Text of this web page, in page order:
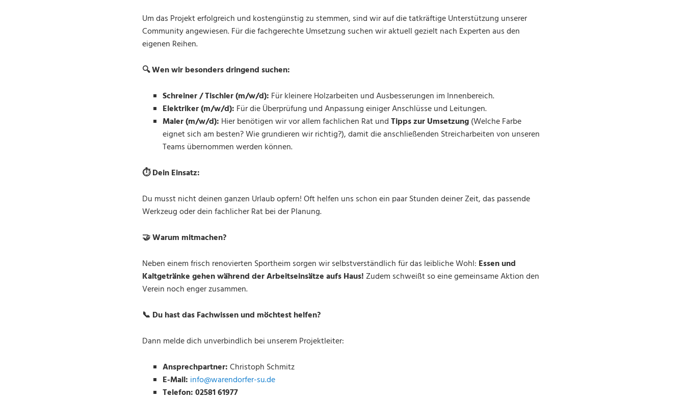
Um das Projekt erfolgreich und kostengünstig zu stemmen, sind wir auf die tatkräftige Unterstützung unserer
Community angewiesen. Für die fachgerechte Umsetzung suchen wir aktuell gezielt nach Experten aus den
eigenen Reihen.
🔍Wen wir besonders dringend suchen:
Schreiner / Tischler (m/w/d): Für kleinere Holzarbeiten und Ausbesserungen im Innenbereich.
Elektriker (m/w/d): Für die Überprüfung und Anpassung einiger Anschlüsse und Leitungen.
Maler (m/w/d): Hier benötigen wir vor allem fachlichen Rat undTipps zur Umsetzung(Welche Farbe
eignet sich am besten? Wie grundieren wir richtig?), damit die anschließenden Streicharbeiten von unseren
Teams übernommen werden können.
⏱️Dein Einsatz:
Du musst nicht deinen ganzen Urlaub opfern! Oft helfen uns schon ein paar Stunden deiner Zeit, das passende
Werkzeug oder dein fachlicher Rat bei der Planung.
🤝Warum mitmachen?
Neben einem frisch renovierten Sportheim sorgen wir selbstverständlich für das leibliche Wohl: Essen und
Kaltgetränke gehen während der Arbeitseinsätze aufs Haus!Zudem schweißt so eine gemeinsame Aktion den
Verein noch enger zusammen.
📞 Du hast das Fachwissen und möchtest helfen?
Dann melde dich unverbindlich bei unserem Projektleiter:
Ansprechpartner:Christoph Schmitz
E-Mail: info@warendorfer-su.de
Telefon: 02581 61977